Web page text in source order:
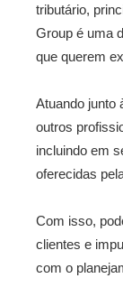
tributário,
Group é uma
que querem
Atuando junto
outros
incluindo em
oferecidas
Com isso,
clientes e
com o